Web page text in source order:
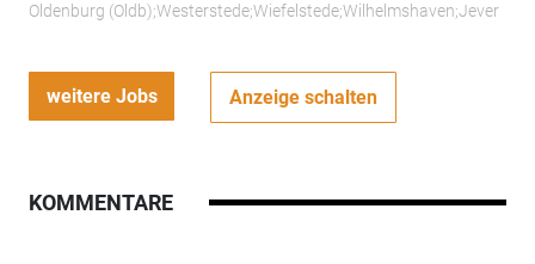
Oldenburg (Oldb);Westerstede;Wiefelstede;Wilhelmshaven;Jever
weitere Jobs Anzeige schalten
KOMMENTARE